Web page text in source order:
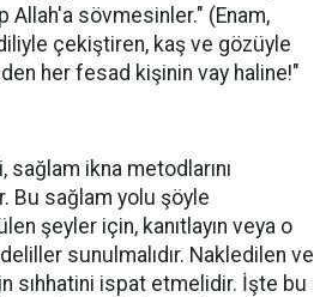
Allah'a sövmesinler." (Enam,
çekiştiren, kaş ve gözüyle
her fesad kişinin vay haline!"
sağlam ikna metodlarını
Bu sağlam yolu şöyle
şeyler için, kanıtlayın veya o
sunulmalıdır. Nakledilen ve
sıhhatini ispat etmelidir. İşte bu